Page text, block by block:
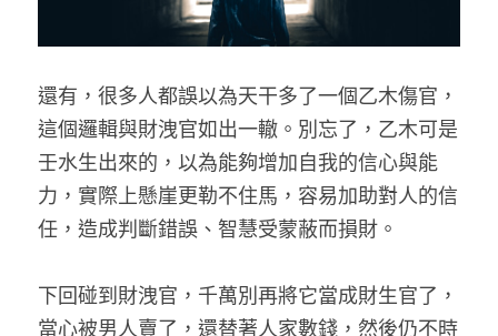
還有，很多人都誤以為天干多了一個乙木傷官，
這個邏輯與財洩官如出一轍。別忘了，乙木可是
壬水生出來的，以為能夠增加自我的信心與能
力，實際上懸崖更勒不住馬，容易加助對人的信
任，造成判斷錯誤、智慧受蒙蔽而損財。
下回碰到財洩官，千萬別再將它當成財生官了，
當心被男人賣了，還替著人家數錢，然後仍不時